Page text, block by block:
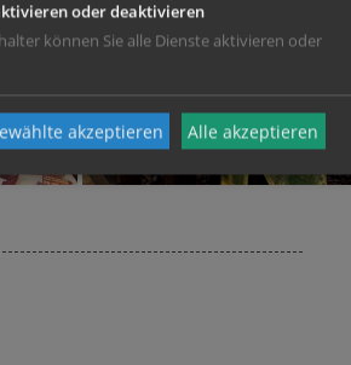
oder deaktivieren
können Sie alle Dienste aktivieren oder
akzeptieren Alle akzeptieren